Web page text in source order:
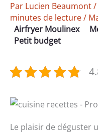
Par Lucien Beaumont/
minutes de lecture/
Airfryer Moulinex
Petit budget
Le plaisir de déguster